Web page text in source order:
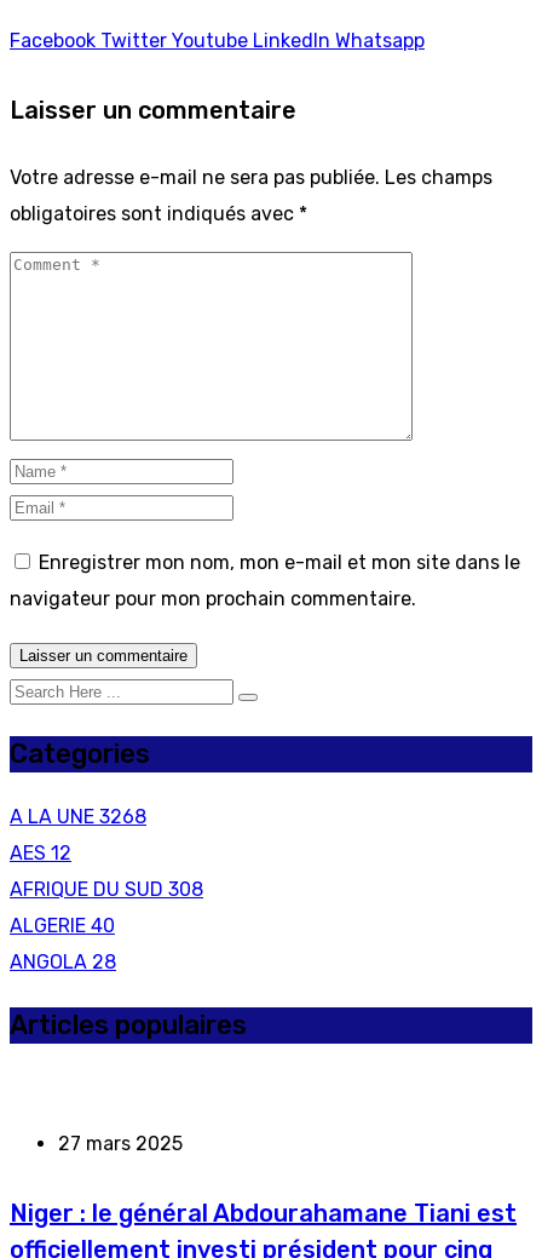
Facebook Twitter Youtube LinkedIn Whatsapp
Laisser un commentaire
Votre adresse e-mail ne sera pas publiée. Les champs
obligatoires sont indiqués avec *
Enregistrer mon nom, mon e-mail et mon site dans le
navigateur pour mon prochain commentaire.
Categories
A LA UNE 3268
AES 12
AFRIQUE DU SUD 308
ALGERIE 40
ANGOLA 28
Articles populaires
27 mars 2025
Niger : le général Abdourahamane Tiani est
officiellement investi président pour cinq